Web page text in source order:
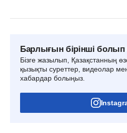
Барлығын бірінші
Бізге жазылып, Қазақстанның
қызықты суреттер, видеолар
хабардар болыңыз.